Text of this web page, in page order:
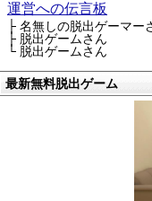
運営への伝言板
├ 名無しの脱出ゲーマー
├ 脱出ゲームさん
└ 脱出ゲームさん
最新無料脱出ゲーム